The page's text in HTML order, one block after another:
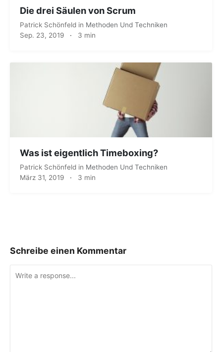
Die drei Säulen von Scrum
Patrick Schönfeld in Methoden Und Techniken
Sep. 23, 2019 · 3 min
Was ist eigentlich Timeboxing?
Patrick Schönfeld in Methoden Und Techniken
März 31, 2019 · 3 min
Schreibe einen Kommentar